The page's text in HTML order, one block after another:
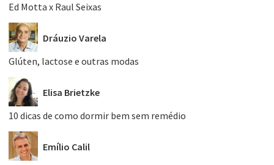
Ed Motta x Raul Seixas
Dráuzio Varela
Glúten, lactose e outras modas
Elisa Brietzke
10 dicas de como dormir bem sem remédio
Emílio Calil